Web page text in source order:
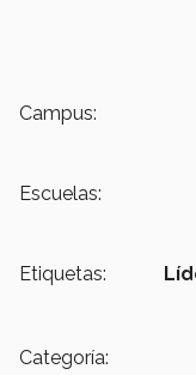
Campus:
Escuelas:
Etiquetas:
Categoría: